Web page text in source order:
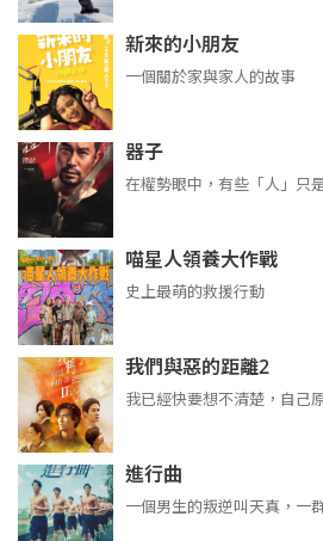
新來的小朋友
一個關於家與家人的故事
器子
在權勢眼中，有些「人」只
喵星人領養大作戰
史上最萌的救援行動
我們與惡的距離2
我已經快要想不清楚，自己
進行曲
一個男生的叛逆叫天真，一